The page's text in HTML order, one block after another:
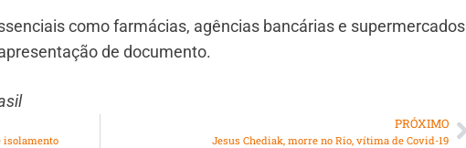
como farmácias, agências bancárias e supermercados
de documento.
isolamento
PRÓXIMO
Jesus Chediak, morre no Rio, vítima de Covid-19